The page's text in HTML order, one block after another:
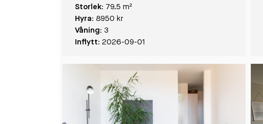
Storlek: 79.5 m²
Hyra: 8950 kr
Våning: 3
Inflytt: 2026-09-01